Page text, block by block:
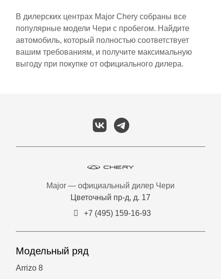
В дилерских центрах Major Chery собраны все
популярные модели Чери с пробегом. Найдите
автомобиль, который полностью соответствует
вашим требованиям, и получите максимальную
выгоду при покупке от официального дилера.
Major — официальный дилер Чери
Цветочный пр-д, д. 17
+7 (495) 159-16-93
Модельный ряд
Arrizo 8